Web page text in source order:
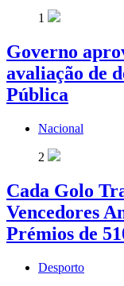
1
Governo
avaliação de
Pública
Nacional
2
Cada Golo
Vencedores
Prémios de
Desporto